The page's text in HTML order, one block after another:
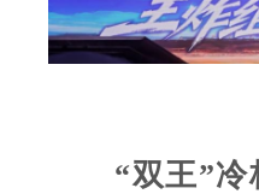
“双王”冷